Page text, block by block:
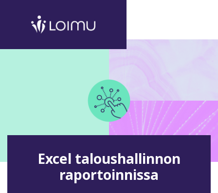
Excel taloushallinnon
raportoinnissa